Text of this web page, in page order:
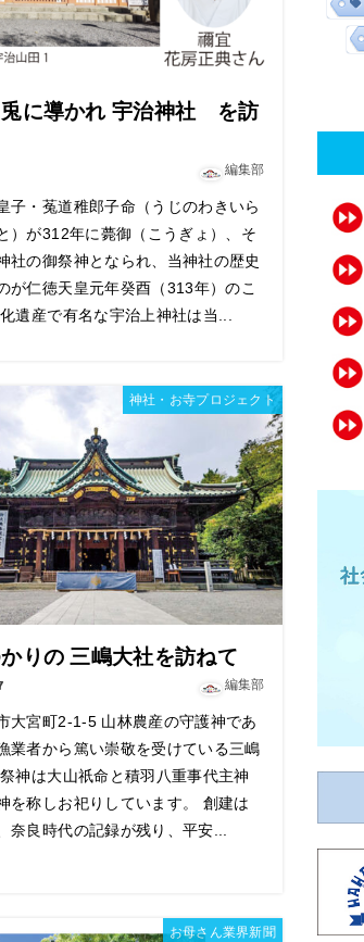
に導かれ 宇治神社 を訪
編集部
子・菟道稚郎子命（うじのわきいら
）が312年に薨御（こうぎょ）、そ
社の御祭神となられ、当神社の歴史
が仁徳天皇元年癸酉（313年）のこ
遺産で有名な宇治上神社は当...
神社・お寺プロジェクト
りの 三嶋大社を訪ねて
編集部
大宮町2-1-5 山林農産の守護神であ
業者から篤い崇敬を受けている三嶋
神は大山祇命と積羽八重事代主神
を称しお祀りしています。 創建は
奈良時代の記録が残り、平安...
お母さん業界新聞